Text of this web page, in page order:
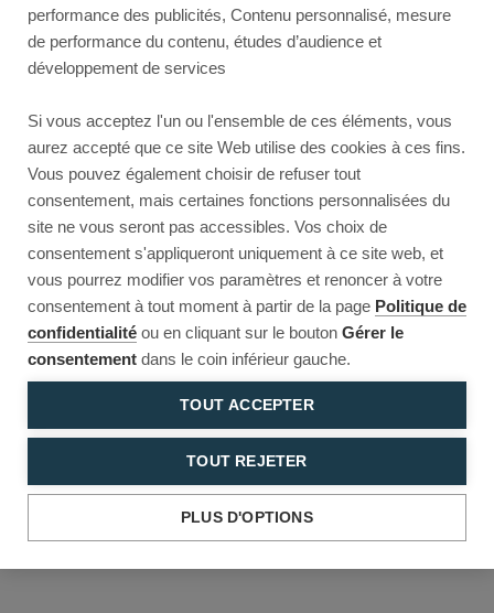
performance des publicités, Contenu personnalisé, mesure
de performance du contenu, études d’audience et
développement de services
Si vous acceptez l'un ou l'ensemble de ces éléments, vous
aurez accepté que ce site Web utilise des cookies à ces fins.
Vous pouvez également choisir de refuser tout
consentement, mais certaines fonctions personnalisées du
site ne vous seront pas accessibles. Vos choix de
consentement s'appliqueront uniquement à ce site web, et
vous pourrez modifier vos paramètres et renoncer à votre
consentement à tout moment à partir de la page Politique de
confidentialité ou en cliquant sur le bouton Gérer le
consentement dans le coin inférieur gauche.
TOUT ACCEPTER
TOUT REJETER
PLUS D'OPTIONS
Reload to try again, or go back.
Reload Back